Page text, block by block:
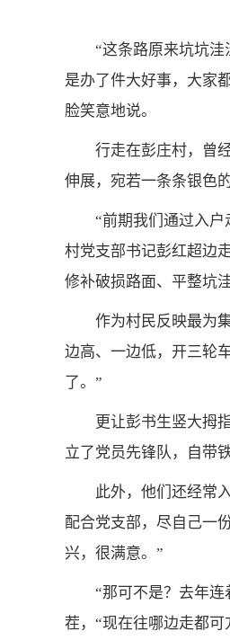
“这条路原来坑坑
是办了件大好事，大家
脸笑意地说。
行走在彭庄村，曾
伸展，宛若一条条银色的
“前期我们通过入
村党支部书记彭红超边
修补破损路面、平整坑
作为村民反映最为
边高、一边低，开三轮
了。”
更让彭书生竖大拇
立了党员先锋队，自带
此外，他们还经常
配合党支部，尽自己一
兴，很满意。”
“那可不是？去年
茬，“现在往哪边走都